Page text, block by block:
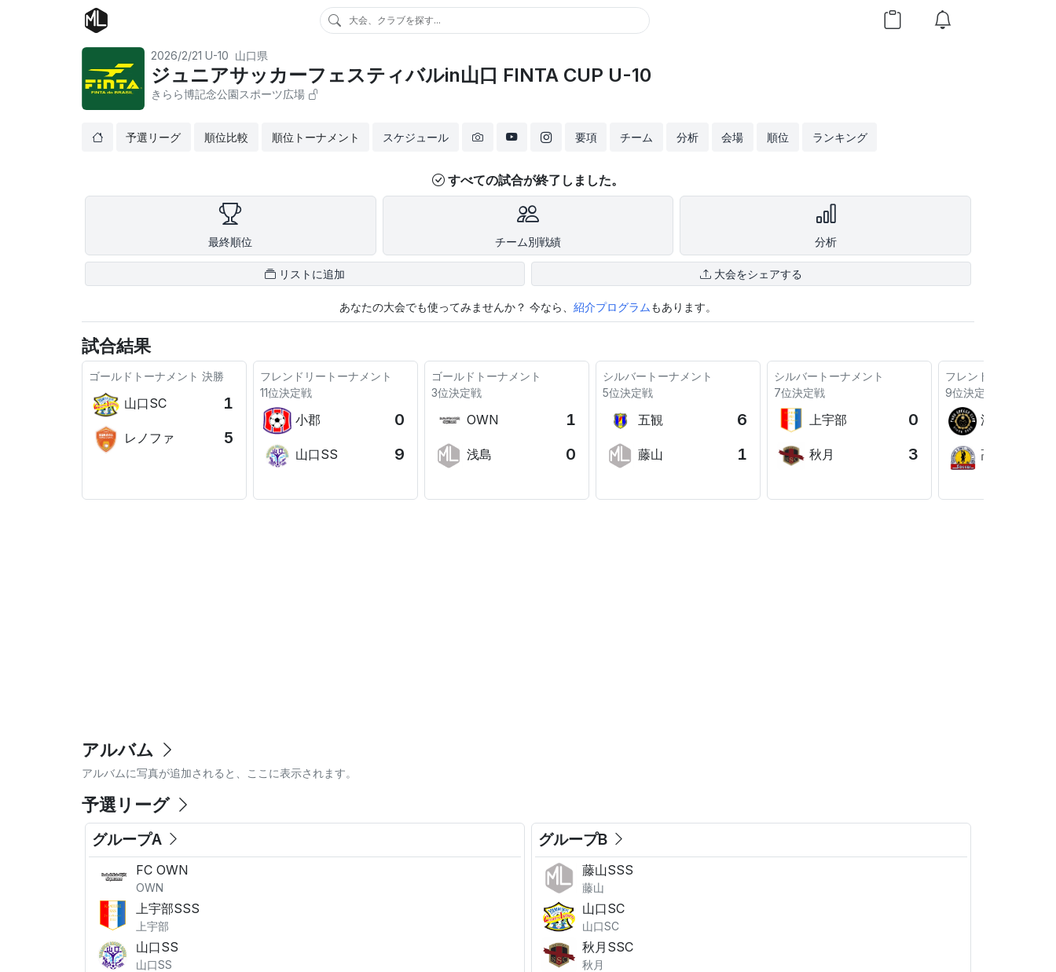
大会、クラブを探す...
2026/2/21 U-10 山口県
ジュニアサッカーフェスティバルin山口 FINTA CUP U-10
きらら博記念公園スポーツ広場
予選リーグ 順位比較 順位トーナメント スケジュール 要項 チーム 分析 会場 順位 ランキング
すべての試合が終了しました。
最終順位 チーム別戦績 分析
リストに追加 大会をシェアする
あなたの大会でも使ってみませんか？ 今なら、 紹介プログラム もあります。
試合結果
ゴールドトーナメント 決勝
山口SC 1
レノファ 5
フレンドリートーナメント
11位決定戦
小郡 0
山口SS 9
ゴールドトーナメント
3位決定戦
OWN 1
浅島 0
シルバートーナメント
5位決定戦
五観 6
藤山 1
シルバートーナメント
7位決定戦
上宇部 0
秋月 3
フレンドリートーナ
9位決定戦
湯野
高陽
アルバム
アルバムに写真が追加されると、ここに表示されます。
予選リーグ
グループA
FC OWN
OWN
上宇部SSS
上宇部
山口SS
山口SS
グループB
藤山SSS
藤山
山口SC
山口SC
秋月SSC
秋月